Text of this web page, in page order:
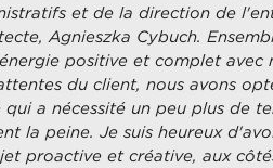
et de la direction de
Agnieszka Cybuch.
positive et complet avec
du client, nous avons
a nécessité un peu plus de
la peine. Je suis heureux
proactive et créative, aux